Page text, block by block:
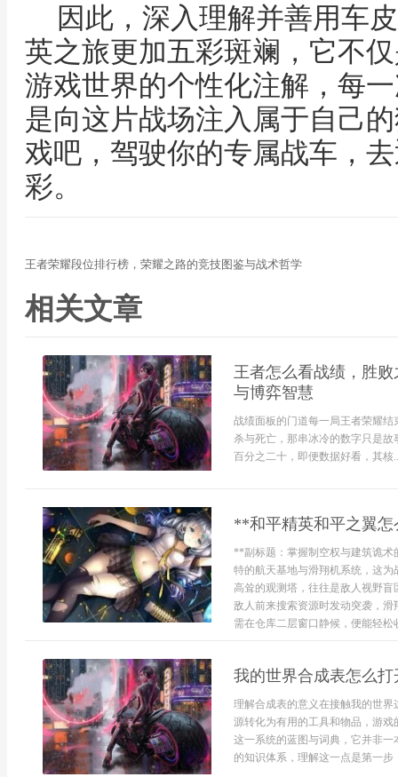
因此，深入理解并善用车
英之旅更加五彩斑斓，它不
游戏世界的个性化注解，每
是向这片战场注入属于自己
戏吧，驾驶你的专属战车，
彩。
王者荣耀段位排行榜，荣耀之路的竞技图鉴与战术哲学
相关文章
王者怎么看战绩，胜
与博弈智慧
战绩面板的门道每一局王者荣耀
杀与死亡，那串冰冷的数字只是
百分之二十，即便数据好看，其核
**和平精英和平之翼
**副标题：掌握制空权与建筑诡
特的航天基地与滑翔机系统，这
高耸的观测塔，往往是敌人视野
敌人前来搜索资源时发动突袭，
需在仓库二层窗口静候，便能轻松
我的世界合成表怎么
理解合成表的意义在接触我的世
源转化为有用的工具和物品，游
这一系统的蓝图与词典，它并非
的知识体系，理解这一点是第一